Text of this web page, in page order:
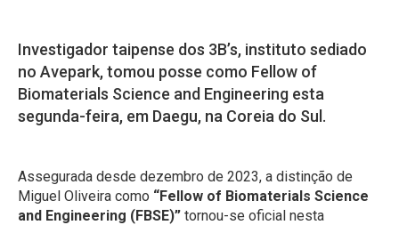
Investigador taipense dos 3B’s, instituto sediado
no Avepark, tomou posse como Fellow of
Biomaterials Science and Engineering esta
segunda-feira, em Daegu, na Coreia do Sul.
Assegurada desde dezembro de 2023, a distinção de
Miguel Oliveira como “Fellow of Biomaterials Science
and Engineering (FBSE)” tornou-se oficial nesta